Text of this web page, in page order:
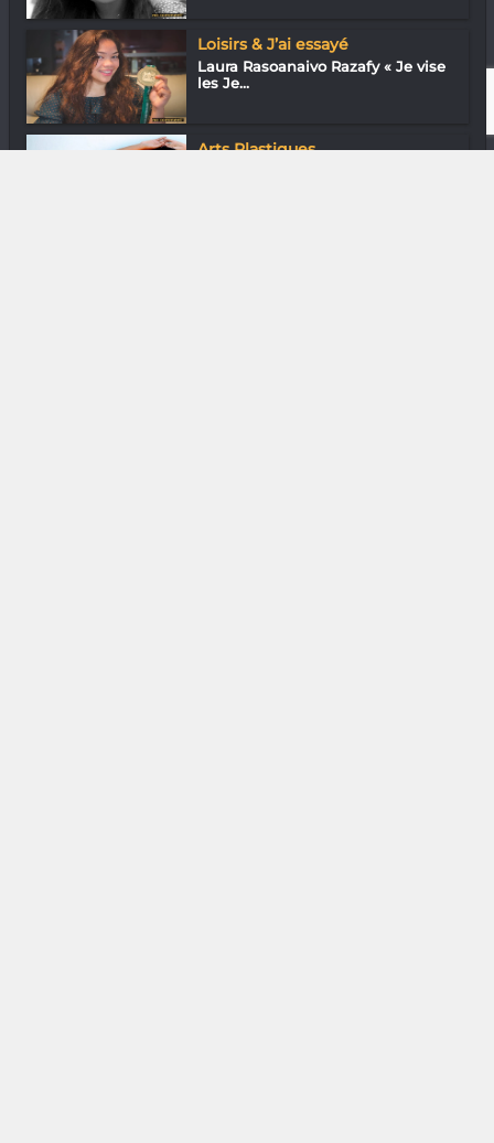
Loisirs & J’ai essayé
Laura Rasoanaivo Razafy « Je vise
les Je...
Arts Plastiques